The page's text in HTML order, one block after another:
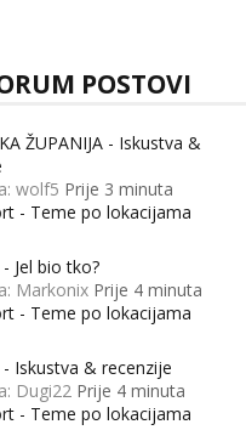
POSTOVI
ŽUPANIJA - Iskustva &
wolf5 Prije 3 minuta
- Teme po lokacijama
- Jel bio tko?
Markonix Prije 4 minuta
- Teme po lokacijama
- Iskustva & recenzije
Dugi22 Prije 4 minuta
- Teme po lokacijama